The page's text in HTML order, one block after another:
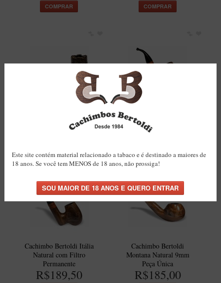
COMPRAR COMPRAR
Cachimbo Bertoldi BB
Rústico Natural com Filtro
Permanente
R$117,00
Cachimbo Bertoldi Itália
Permanente
R$189,50
Cachimbo Bertoldi Itália
Natural com Filtro
Permanente
R$189,50
Cachimbo Bertoldi
Montana Natural 9mm
Peça Única
R$185,00
Este site contém material relacionado a tabaco e é destinado a maiores de
18 anos. Se você tem MENOS de 18 anos, não prossiga!